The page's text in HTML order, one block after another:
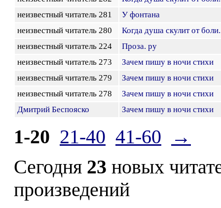
неизвестный читатель 281
У фонтана
неизвестный читатель 280
Когда душа скулит от
неизвестный читатель 224
Проза. ру
неизвестный читатель 273
Зачем пишу в ночи стихи
неизвестный читатель 279
Зачем пишу в ночи стихи
неизвестный читатель 278
Зачем пишу в ночи стихи
Дмитрий Беспояско
Зачем пишу в ночи стихи
1-20 21-40 41-60
→
Сегодня 23 новых
произведений